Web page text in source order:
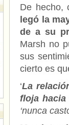
De hecho,
legó la
de a su
Marsh no
sus
cierto es
‘La
floja
‘nunca